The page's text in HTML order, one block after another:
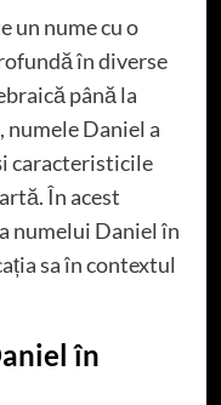
un nume cu o
în diverse
până la
numele Daniel a
caracteristicile
În acest
numelui Daniel în
sa în contextul
în